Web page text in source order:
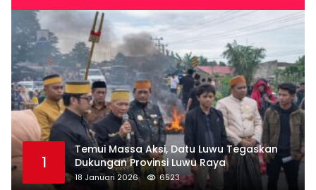
1
Temui Massa Aksi, Datu Luwu Tegaskan
Dukungan Provinsi Luwu Raya
18 Januari 2026 6523